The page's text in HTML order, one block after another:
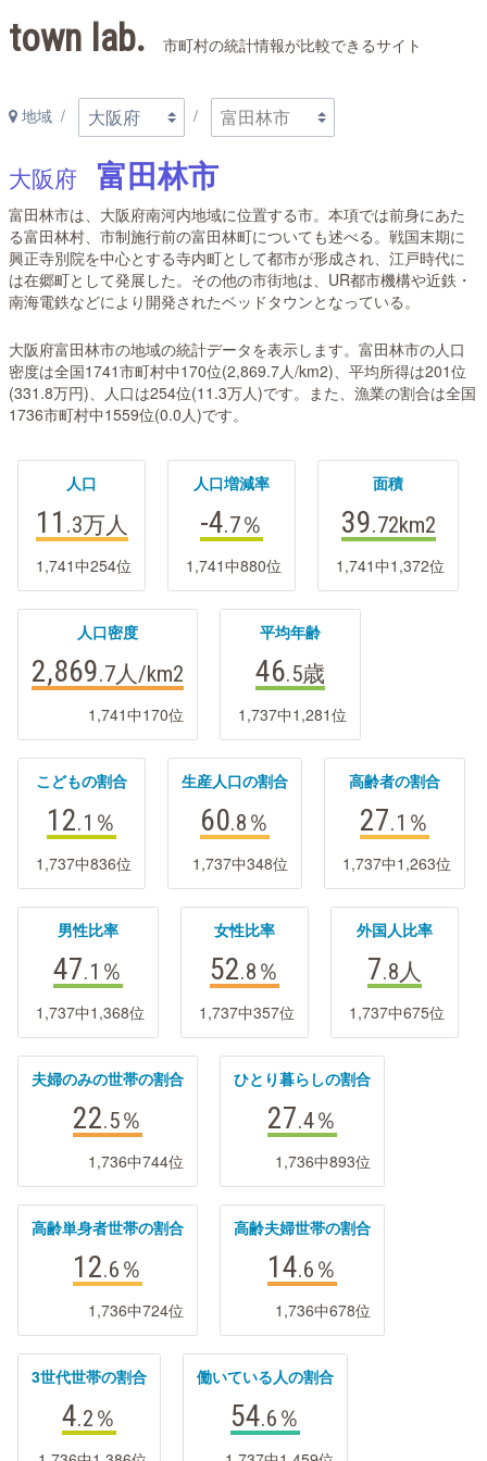
town lab. 市町村の統計情報が比較できるサイト
地域
大阪府 富田林市
富田林市は、大阪府南河内地域に位置する市。本項では前身にあた
る富田林村、市制施行前の富田林町についても述べる。戦国末期に
興正寺別院を中心とする寺内町として都市が形成され、江戸時代に
は在郷町として発展した。その他の市街地は、UR都市機構や近鉄・
南海電鉄などにより開発されたベッドタウンとなっている。
大阪府富田林市の地域の統計データを表示します。富田林市の人口
密度は全国1741市町村中170位(2,869.7人/km2)、平均所得は201位
(331.8万円)、人口は254位(11.3万人)です。また、漁業の割合は全国
1736市町村中1559位(0.0人)です。
人口
11 .3万人
1,741中254位
人口増減率
-4.7％
1,741中880位
面積
39.72km2
1,741中1,372位
人口密度
2,869.7人/km2
1,741中170位
平均年齢
46.5歳
1,737中1,281位
こどもの割合
12.1 ％
1,737中836位
生産人口の割合
60.8 ％
1,737中348位
高齢者の割合
27.1 ％
1,737中1,263位
男性比率
47.1 ％
1,737中1,368位
女性比率
52.8 ％
1,737中357位
外国人比率
7.8人
1,737中675位
夫婦のみの世帯の割合
22.5％
1,736中744位
ひとり暮らしの割合
27.4％
1,736中893位
高齢単身者世帯の割合
12.6 ％
1,736中724位
高齢夫婦世帯の割合
14.6 ％
1,736中678位
3世代世帯の割合
4.2 ％
働いている人の割合
54.6 ％